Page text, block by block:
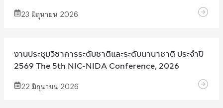
23 มิถุนายน 2026
งานประชุมวิชาการระดับชาติและระดับนานาชาติ ประจำปี
2569 The 5th NIC-NIDA Conference, 2026
22 มิถุนายน 2026